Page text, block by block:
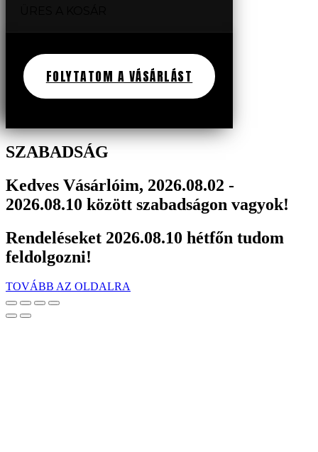
FOLYTATOM A VÁSÁRLÁST
SZABADSÁG
Kedves Vásárlóim, 2026.08.02 -
2026.08.10 között szabadságon vagyok!
Rendeléseket 2026.08.10 hétfőn tudom
feldolgozni!
TOVÁBB AZ OLDALRA